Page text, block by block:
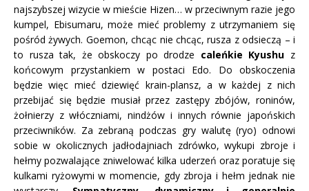
najszybszej wizycie w mieście Hizen… w przeciwnym razie jego
kumpel, Ebisumaru, może mieć problemy z utrzymaniem się
pośród żywych. Goemon, chcąc nie chcąc, rusza z odsieczą – i
to rusza tak, że obskoczy po drodze caleńkie Kyushu z
końcowym przystankiem w postaci Edo. Do obskoczenia
będzie więc mieć dziewięć krain-plansz, a w każdej z nich
przebijać się będzie musiał przez zastępy zbójów, roninów,
żołnierzy z włóczniami, nindżów i innych równie japońskich
przeciwników. Za zebraną podczas gry walutę (ryo) odnowi
sobie w okolicznych jadłodajniach zdrówko, wykupi zbroje i
hełmy pozwalające zniwelować kilka uderzeń oraz poratuje się
kulkami ryżowymi w momencie, gdy zbroja i hełm jednak nie